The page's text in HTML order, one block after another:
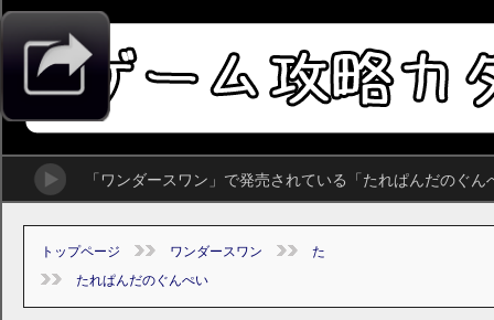
「ワンダースワン」で発売されている「たれぱんだのぐ
トップページ ワンダースワン
た
たれぱんだのぐんぺい